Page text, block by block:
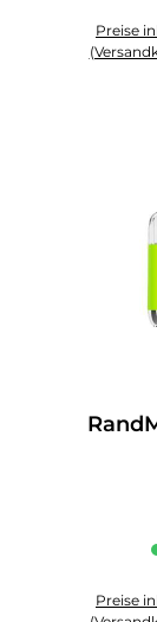
Preise
Preise